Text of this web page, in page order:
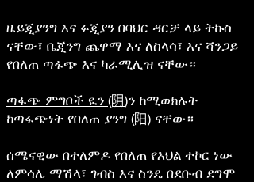
ዜይጂያንግ እና ፉጂያን በባህር ዳርቻ ላይ ትኩስ
ናቸው፣ ቤጂንግ ጨዋማ እና ለስላሳ፣ እና ሻንጋይ
የበለጠ ጣፋጭ እና ካራሚሊዝ ናቸው።
ጣፋጭ ምግቦች ዪን (阴)ን ከሚወክሉት
ከጣፋጭነት የበለጠ ያንግ (阳) ናቸው።
ሰሜናዊው በተለምዶ የበለጠ የእህል ተኮር ነው
ለምሳሌ ማሽላ፣ ገብስ እና ስንዴ በደቡብ ደግሞ